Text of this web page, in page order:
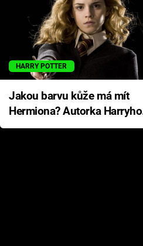
HARRY POTTER
Jakou barvu kůže má mít
Hermiona? Autorka Harryho
Pottera přišla s ráznou